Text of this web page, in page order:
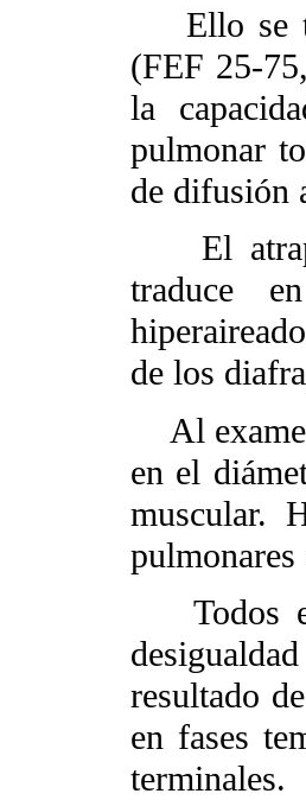
Ello se
(FEF 25-
la
pulmonar
de difusión
El
traduce
de los
Al
en el
muscular.
Todos
resultado
en fases
terminales.